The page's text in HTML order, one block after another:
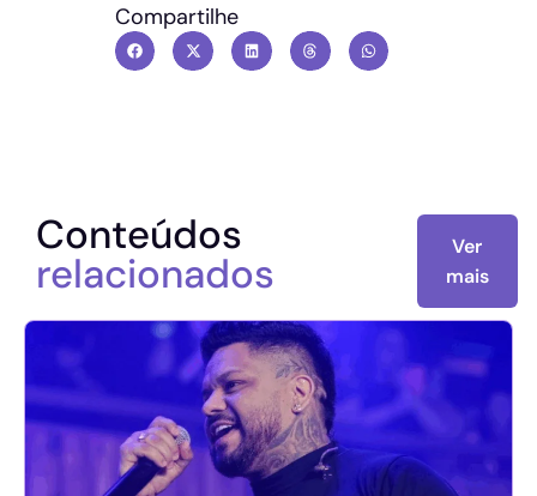
Compartilhe
Conteúdos
relacionados
Ver
mais